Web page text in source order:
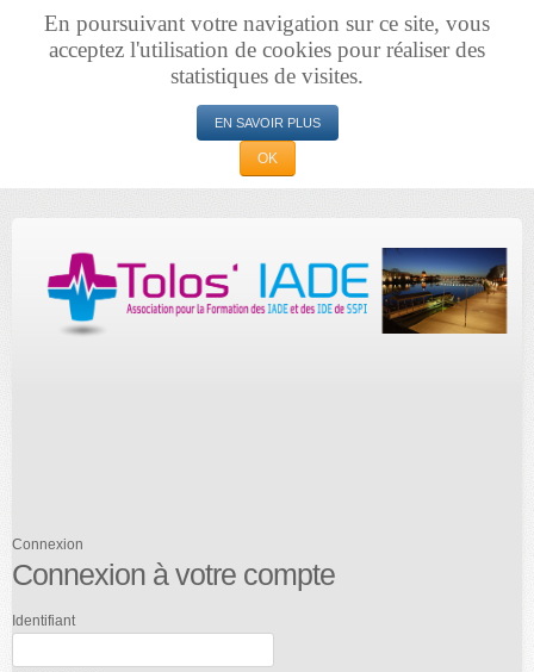
En poursuivant votre navigation sur ce site, vous
acceptez l'utilisation de cookies pour réaliser des
statistiques de visites.
EN SAVOIR PLUS
OK
Connexion
Connexion à votre compte
Identifiant